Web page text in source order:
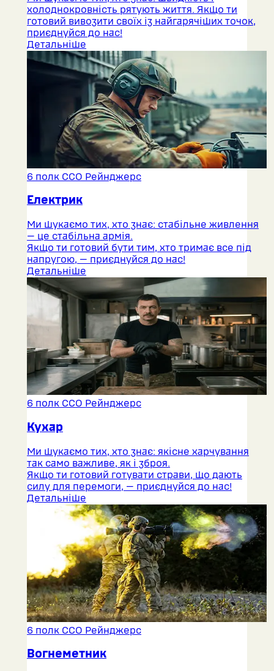
холоднокровність рятують життя. Якщо ти
готовий вивозити своїх із найгарячіших точок,
приєднуйся до нас!
Детальніше
6 полк ССО Рейнджерс
Електрик
Ми шукаємо тих, хто знає: стабільне живлення
— це стабільна армія.
Якщо ти готовий бути тим, хто тримає все під
напругою, — приєднуйся до нас!
Детальніше
6 полк ССО Рейнджерс
Кухар
Ми шукаємо тих, хто знає: якісне харчування
так само важливе, як і зброя.
Якщо ти готовий готувати страви, що дають
силу для перемоги, — приєднуйся до нас!
Детальніше
6 полк ССО Рейнджерс
Вогнеметник